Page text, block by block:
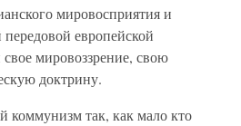
мировосприятия и
европейской
мировоззрение, свою
доктрину.
коммунизм так, как мало кто